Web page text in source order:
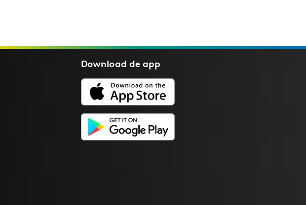
Download deapp